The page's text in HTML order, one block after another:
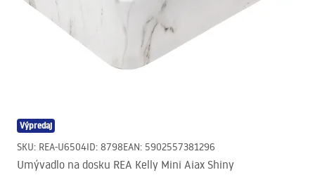
Výpredaj
SKU: REA-U6504ID: 8798EAN: 5902557381296
Umývadlo na dosku REA Kelly Mini Aiax Shiny